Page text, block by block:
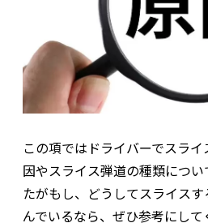
この項ではドライバーでスラ
因やスライス弾道の種類につ
たがもし、どうしてスライス
んでいるなら、ぜひ参考にして